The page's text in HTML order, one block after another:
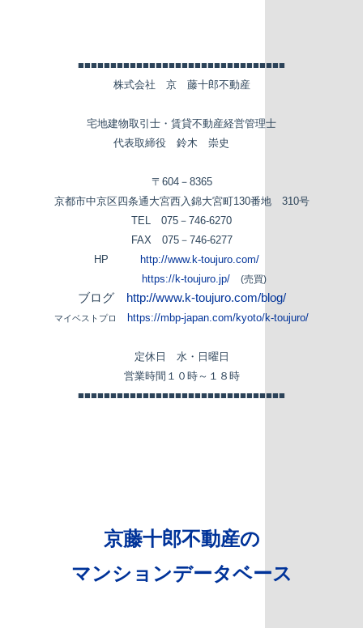
■■■■■■■■■■■■■■■■■■■■■■■■■■■■■■■■
株式会社 京 藤十郎不動産
宅地建物取引士・賃貸不動産経営管理士
代表取締役 鈴木 崇史
〒 604－ 8365
京都市中京区四条通大宮西入錦大宮町130番地 310号
TEL
075 － 746-6270
FAX
075－ 746-6277
HP
http://www.k-toujuro.com/
https://k-toujuro.jp/
(売買)
ブログ http://www.k-toujuro.com/blog/
マイベストプロ https://mbp-japan.com/kyoto/k-toujuro/
定休日 水・日曜日
営業時間１０時～１８時
■■■■■■■■■■■■■■■■■■■■■■■■■■■■■■■■
京藤十郎不動産の
マンションデータベース